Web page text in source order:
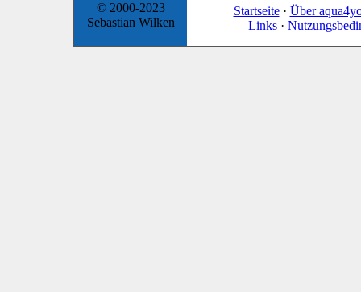
© 2000-2023
Sebastian Wilken
Startseite· Über
Links·